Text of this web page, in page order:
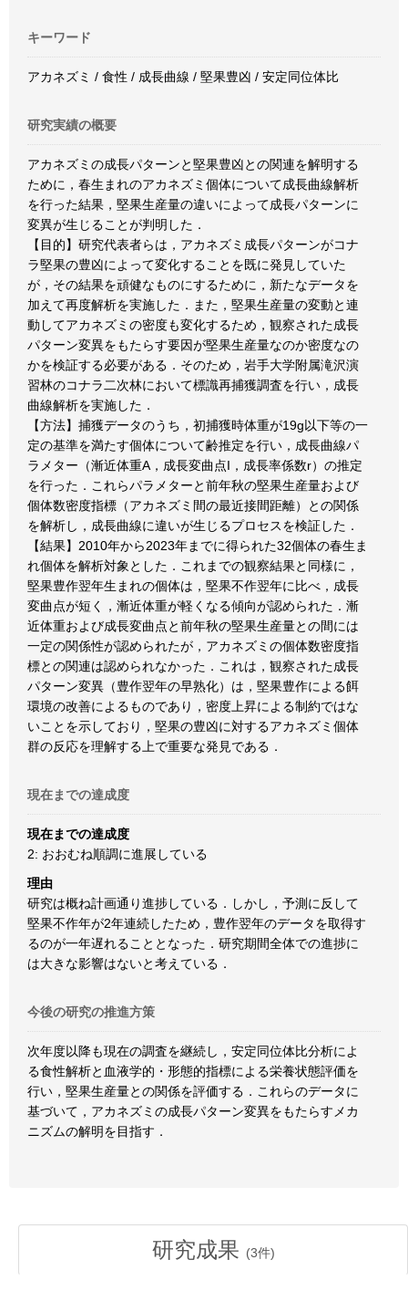
キーワード
アカネズミ / 食性 / 成長曲線 / 堅果豊凶 / 安定同位体比
研究実績の概要
アカネズミの成長パターンと堅果豊凶との関連を解明する
ために，春生まれのアカネズミ個体について成長曲線解析
を行った結果，堅果生産量の違いによって成長パターンに
変異が生じることが判明した．
【目的】研究代表者らは，アカネズミ成長パターンがコナ
ラ堅果の豊凶によって変化することを既に発見していた
が，その結果を頑健なものにするために，新たなデータを
加えて再度解析を実施した．また，堅果生産量の変動と連
動してアカネズミの密度も変化するため，観察された成長
パターン変異をもたらす要因が堅果生産量なのか密度なの
かを検証する必要がある．そのため，岩手大学附属滝沢演
習林のコナラ二次林において標識再捕獲調査を行い，成長
曲線解析を実施した．
【方法】捕獲データのうち，初捕獲時体重が19g以下等の一
定の基準を満たす個体について齢推定を行い，成長曲線パ
ラメター（漸近体重A，成長変曲点I，成長率係数r）の推定
を行った．これらパラメターと前年秋の堅果生産量および
個体数密度指標（アカネズミ間の最近接間距離）との関係
を解析し，成長曲線に違いが生じるプロセスを検証した．
【結果】2010年から2023年までに得られた32個体の春生ま
れ個体を解析対象とした．これまでの観察結果と同様に，
堅果豊作翌年生まれの個体は，堅果不作翌年に比べ，成長
変曲点が短く，漸近体重が軽くなる傾向が認められた．漸
近体重および成長変曲点と前年秋の堅果生産量との間には
一定の関係性が認められたが，アカネズミの個体数密度指
標との関連は認められなかった．これは，観察された成長
パターン変異（豊作翌年の早熟化）は，堅果豊作による餌
環境の改善によるものであり，密度上昇による制約ではな
いことを示しており，堅果の豊凶に対するアカネズミ個体
群の反応を理解する上で重要な発見である．
現在までの達成度
現在までの達成度
2: おおむね順調に進展している
理由
研究は概ね計画通り進捗している．しかし，予測に反して
堅果不作年が2年連続したため，豊作翌年のデータを取得す
るのが一年遅れることとなった．研究期間全体での進捗に
は大きな影響はないと考えている．
今後の研究の推進方策
次年度以降も現在の調査を継続し，安定同位体比分析によ
る食性解析と血液学的・形態的指標による栄養状態評価を
行い，堅果生産量との関係を評価する．これらのデータに
基づいて，アカネズミの成長パターン変異をもたらすメカ
ニズムの解明を目指す．
研究成果 (3件)